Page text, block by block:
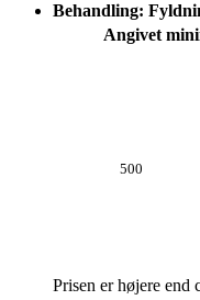
Behandling:
Angivet
500
Prisen er højere end